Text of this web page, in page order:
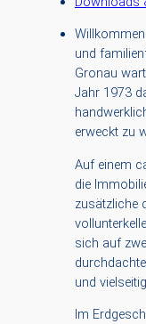
und
Gronau
Jahr 1973
erweckt zu
Auf einem
die
zusätzliche
sich auf
und
Im